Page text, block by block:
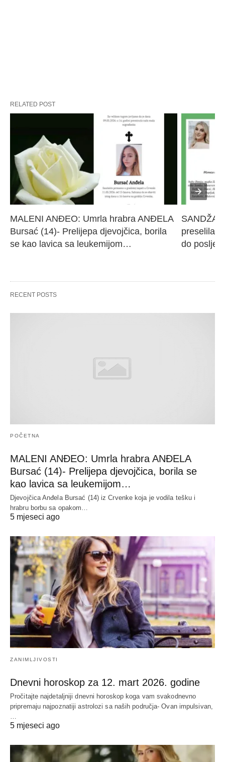
RELATED POST
MALENI ANĐEO: Umrla hrabra ANĐELA
Bursać (14)- Prelijepa djevojčica, borila
se kao lavica sa leukemijom…
preselila
do
RECENT POSTS
POČETNA
MALENI ANĐEO: Umrla hrabra ANĐELA
Bursać (14)- Prelijepa djevojčica, borila se
kao lavica sa leukemijom…
Djevojčica Anđela Bursać (14) iz Crvenke koja je vodila tešku i
hrabru borbu sa opakom…
5 mjeseci ago
ZANIMLJIVOSTI
Dnevni horoskop za 12. mart 2026. godine
Pročitajte najdetaljniji dnevni horoskop koga vam svakodnevno
pripremaju najpoznatiji astrolozi sa naših područja- Ovan impulsivan,
5 mjeseci ago